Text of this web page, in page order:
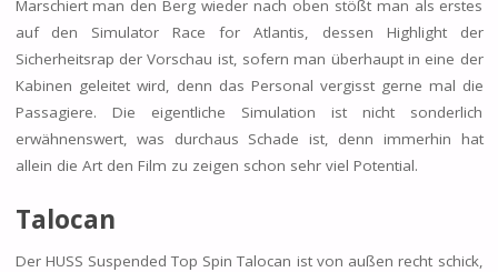
Marschiert man den Berg wieder nach oben stößt man als erstes
auf den Simulator Race for Atlantis, dessen Highlight der
Sicherheitsrap der Vorschau ist, sofern man überhaupt in eine der
Kabinen geleitet wird, denn das Personal vergisst gerne mal die
Passagiere. Die eigentliche Simulation ist nicht sonderlich
erwähnenswert, was durchaus Schade ist, denn immerhin hat
allein die Art den Film zu zeigen schon sehr viel Potential.
Talocan
Der HUSS Suspended Top Spin Talocan ist von außen recht schick,